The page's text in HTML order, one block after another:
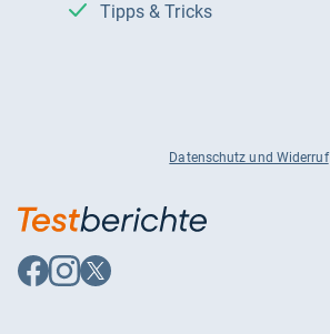
Tipps & Tricks
Datenschutz und Widerruf
Auf
Facebook
Auf
Instagram
Auf
X